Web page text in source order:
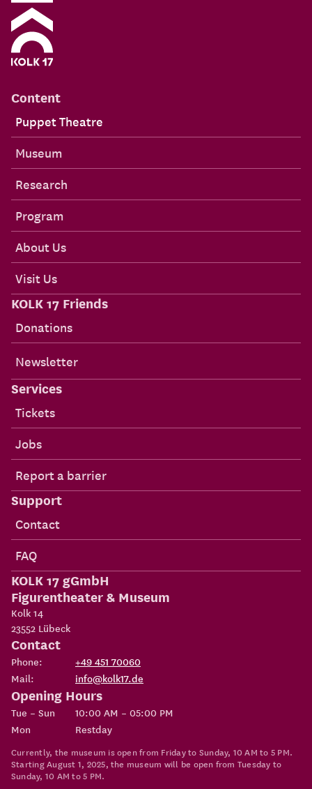
Content
Puppet Theatre
Museum
Research
Program
About Us
Visit Us
KOLK 17 Friends
Donations
Newsletter
Services
Tickets
Jobs
Report a barrier
Support
Contact
FAQ
KOLK 17 gGmbH
Figurentheater & Museum
Kolk 14
23552 Lübeck
Contact
Phone:
+49 451 70060
Mail:
info@kolk17.de
Opening Hours
Tue – Sun
10:00 AM – 05:00 PM
Mon
Restday
Currently, the museum is open from Friday to Sunday, 10 AM to 5 PM.
Starting August 1, 2025, the museum will be open from Tuesday to
Sunday, 10 AM to 5 PM.